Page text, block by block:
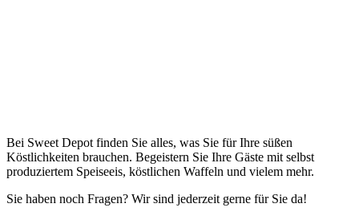
Bei Sweet Depot finden Sie alles, was Sie für Ihre süßen
Köstlichkeiten brauchen. Begeistern Sie Ihre Gäste mit selbst
produziertem Speiseeis, köstlichen Waffeln und vielem mehr.
Sie haben noch Fragen? Wir sind jederzeit gerne für Sie da!